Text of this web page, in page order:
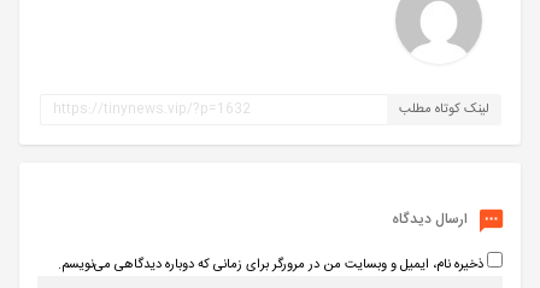
لینک کوتاه مطلب
ارسال دیدگاه
ذخیره نام، ایمیل و وبسایت من در مرورگر برای زمانی که دوباره دیدگاهی می‌نویسم.